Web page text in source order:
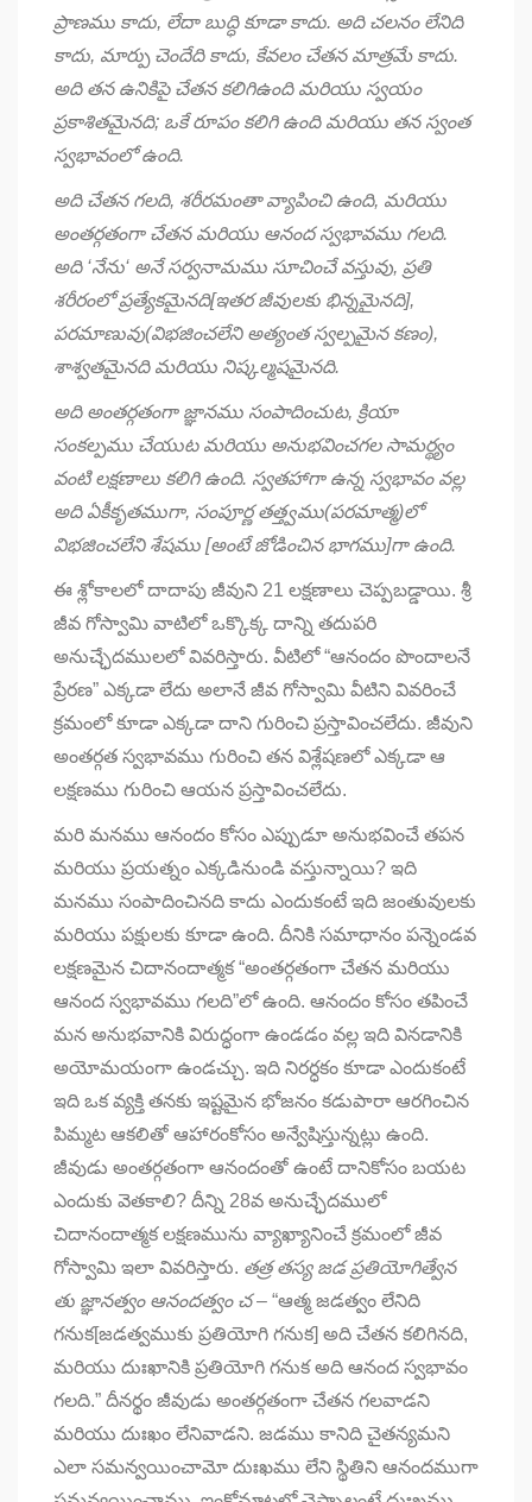
ప్రాణము కాదు, లేదా బుద్ధి కూడా కాదు. అది చలనం లేనిది
కాదు, మార్పు చెందేది కాదు, కేవలం చేతన మాత్రమే కాదు.
అది తన ఉనికిపై చేతన కలిగిఉంది మరియు స్వయం
ప్రకాశితమైనది; ఒకే రూపం కలిగి ఉంది మరియు తన స్వంత
స్వభావంలో ఉంది.
అది చేతన గలది, శరీరమంతా వ్యాపించి ఉంది, మరియు
అంతర్గతంగా చేతన మరియు ఆనంద స్వభావము గలది.
అది ‘నేను‘ అనే సర్వనామము సూచించే వస్తువు, ప్రతి
శరీరంలో ప్రత్యేకమైనది[ఇతర జీవులకు భిన్నమైనది],
పరమాణువు(విభజించలేని అత్యంత స్వల్పమైన కణం),
శాశ్వతమైనది మరియు నిష్కల్మషమైనది.
అది అంతర్గతంగా జ్ఞానము సంపాదించుట, క్రియా
సంకల్పము చేయుట మరియు అనుభవించగల సామర్థ్యం
వంటి లక్షణాలు కలిగి ఉంది. స్వతహాగా ఉన్న స్వభావం వల్ల
అది ఏకీకృతముగా, సంపూర్ణ తత్త్వము(పరమాత్మ)లో
విభజించలేని శేషము [అంటే జోడించిన భాగము]గా ఉంది.
ఈ శ్లోకాలలో దాదాపు జీవుని 21 లక్షణాలు చెప్పబడ్డాయి. శ్రీ
జీవ గోస్వామి వాటిలో ఒక్కొక్క దాన్ని తదుపరి
అనుచ్ఛేదములలో వివరిస్తారు. వీటిలో “ఆనందం పొందాలనే
ప్రేరణ” ఎక్కడా లేదు అలానే జీవ గోస్వామి వీటిని వివరించే
క్రమంలో కూడా ఎక్కడా దాని గురించి ప్రస్తావించలేదు. జీవుని
అంతర్గత స్వభావము గురించి తన విశ్లేషణలో ఎక్కడా ఆ
లక్షణము గురించి ఆయన ప్రస్తావించలేదు.
మరి మనము ఆనందం కోసం ఎప్పుడూ అనుభవించే తపన
మరియు ప్రయత్నం ఎక్కడినుండి వస్తున్నాయి? ఇది
మనము సంపాదించినది కాదు ఎందుకంటే ఇది జంతువులకు
మరియు పక్షులకు కూడా ఉంది. దీనికి సమాధానం పన్నెండవ
లక్షణమైన చిదానందాత్మక “అంతర్గతంగా చేతన మరియు
ఆనంద స్వభావము గలది”లో ఉంది. ఆనందం కోసం తపించే
మన అనుభవానికి విరుద్ధంగా ఉండడం వల్ల ఇది వినడానికి
అయోమయంగా ఉండచ్చు. ఇది నిరర్ధకం కూడా ఎందుకంటే
ఇది ఒక వ్యక్తి తనకు ఇష్టమైన భోజనం కడుపారా ఆరగించిన
పిమ్మట ఆకలితో ఆహారంకోసం అన్వేషిస్తున్నట్లు ఉంది.
జీవుడు అంతర్గతంగా ఆనందంతో ఉంటే దానికోసం బయట
ఎందుకు వెతకాలి? దీన్ని 28వ అనుచ్ఛేదములో
చిదానందాత్మక లక్షణమును వ్యాఖ్యానించే క్రమంలో జీవ
గోస్వామి ఇలా వివరిస్తారు. తత్ర తస్య జడ ప్రతియోగిత్వేన
తు జ్ఞానత్వం ఆనందత్వం చ– “ఆత్మ జడత్వం లేనిది
గనుక[జడత్వముకు ప్రతియోగి గనుక] అది చేతన కలిగినది,
మరియు దుఃఖానికి ప్రతియోగి గనుక అది ఆనంద స్వభావం
గలది.” దీనర్థం జీవుడు అంతర్గతంగా చేతన గలవాడని
మరియు దుఃఖం లేనివాడని. జడము కానిది చైతన్యమని
ఎలా సమన్వయించామో దుఃఖము లేని స్థితిని ఆనందముగా